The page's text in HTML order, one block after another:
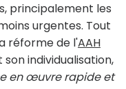
principalement les
urgentes. Tout
réforme de l'AAH
individualisation,
en œuvre rapide et